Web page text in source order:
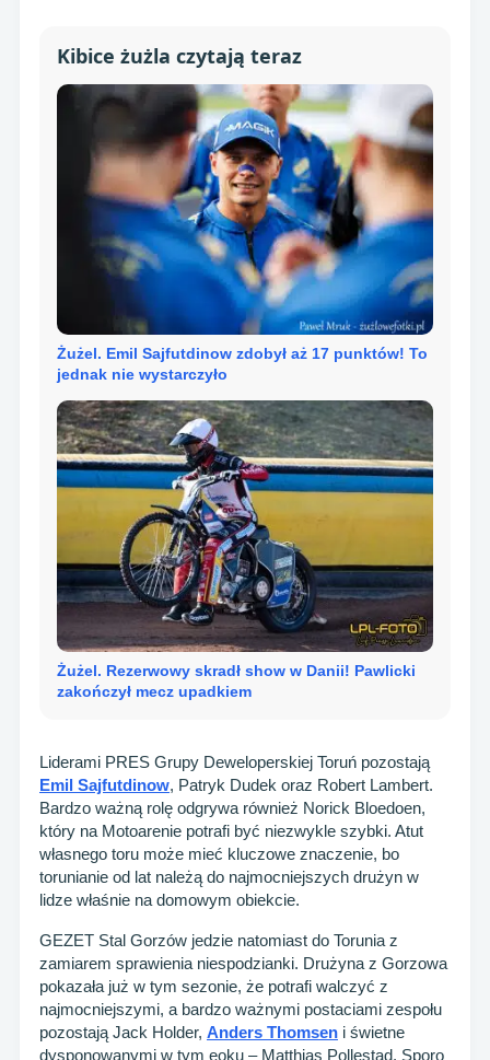
Kibice żużla czytają teraz
Żużel. Emil Sajfutdinow zdobył aż 17 punktów! To
jednak nie wystarczyło
Żużel. Rezerwowy skradł show w Danii! Pawlicki
zakończył mecz upadkiem
Liderami PRES Grupy Deweloperskiej Toruń pozostają
Emil Sajfutdinow, Patryk Dudek oraz Robert Lambert.
Bardzo ważną rolę odgrywa również Norick Bloedoen,
który na Motoarenie potrafi być niezwykle szybki. Atut
własnego toru może mieć kluczowe znaczenie, bo
torunianie od lat należą do najmocniejszych drużyn w
lidze właśnie na domowym obiekcie.
GEZET Stal Gorzów jedzie natomiast do Torunia z
zamiarem sprawienia niespodzianki. Drużyna z Gorzowa
pokazała już w tym sezonie, że potrafi walczyć z
najmocniejszymi, a bardzo ważnymi postaciami zespołu
pozostają Jack Holder, Anders Thomsen i świetne
dysponowanymi w tym eoku – Matthias Pollestad. Sporo